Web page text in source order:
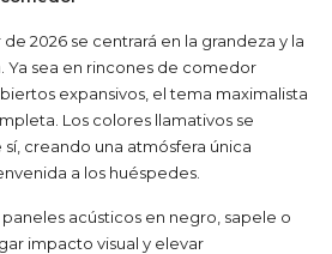
2026 se centrará en la grandeza y la
sea en rincones de comedor
expansivos, el tema maximalista
Los colores llamativos se
creando una atmósfera única
a los huéspedes.
paneles acústicos en negro, sapele o
impacto visual y elevar